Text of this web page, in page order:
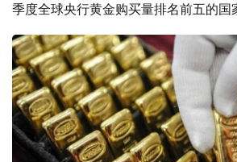
季度全球央行黄金购买量排名前五的国